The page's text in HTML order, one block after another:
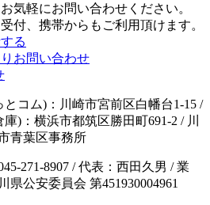
気軽にお問い合わせください。
付、携帯からもご利用頂けます。
コム)：川崎市宮前区白幡台1-15 /
)：横浜市都筑区勝田町691-2 / 川
青葉区事務所
271-8907 / 代表：西田久男 / 業
県公安委員会 第451930004961